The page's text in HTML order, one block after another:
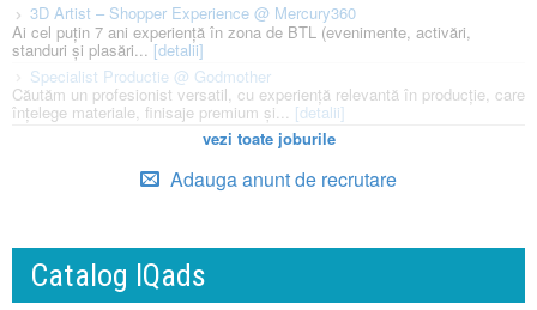
3D Artist – Shopper Experience @ Mercury360
Ai cel puțin 7 ani experiență în zona de BTL (evenimente, activări,
standuri și plasări...[detalii]
Specialist Productie @ Godmother
Căutăm un profesionist versatil, cu experiență relevantă în producție, care
înțelege materiale, finisaje premium și... [detalii]
vezi toate joburile
Adauga anunt de recrutare
Catalog IQads